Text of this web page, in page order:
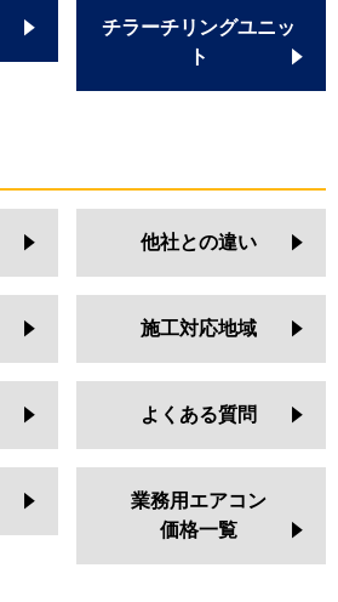
チラーチリングユニッ
ト
他社との違い
施工対応地域
よくある質問
業務用エアコン
価格一覧